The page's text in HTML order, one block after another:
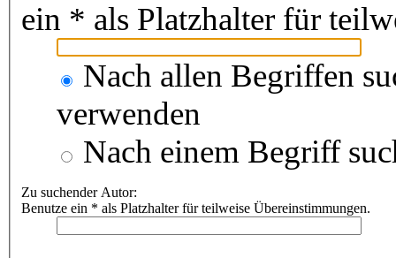
ein * als Platzhalter für
Nach allen Begriffen
verwenden
Nach einem Begriff
Zu suchender Autor:
Benutze ein * als Platzhalter für teilweise Übereinstimmungen.